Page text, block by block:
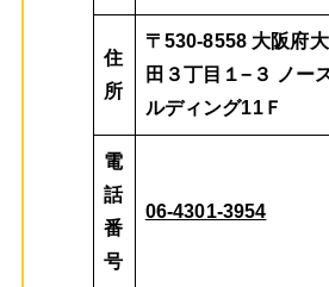
住
所
〒530-8558 大阪府
田３丁目１−３ ノー
ルディング11Ｆ
電
話
番
号
06-4301-3954